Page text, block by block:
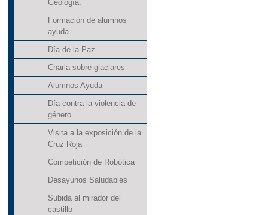
Geología.
Formación de alumnos
ayuda
Día de la Paz
Charla sobre glaciares
Alumnos Ayuda
Día contra la violencia de
género
Visita a la exposición de la
Cruz Roja
Competición de Robótica
Desayunos Saludables
Subida al mirador del
castillo